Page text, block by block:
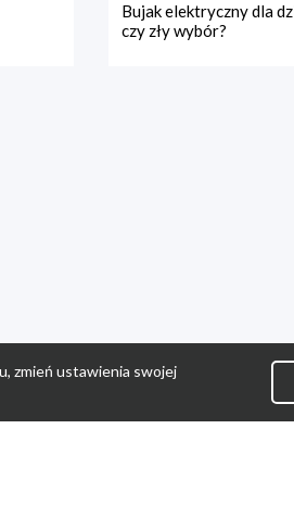
Bujak elektryczny dla
czy zły wybór?
zmień ustawienia swojej